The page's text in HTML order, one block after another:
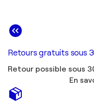
Retours gratuits sous
Retour possible sous
En